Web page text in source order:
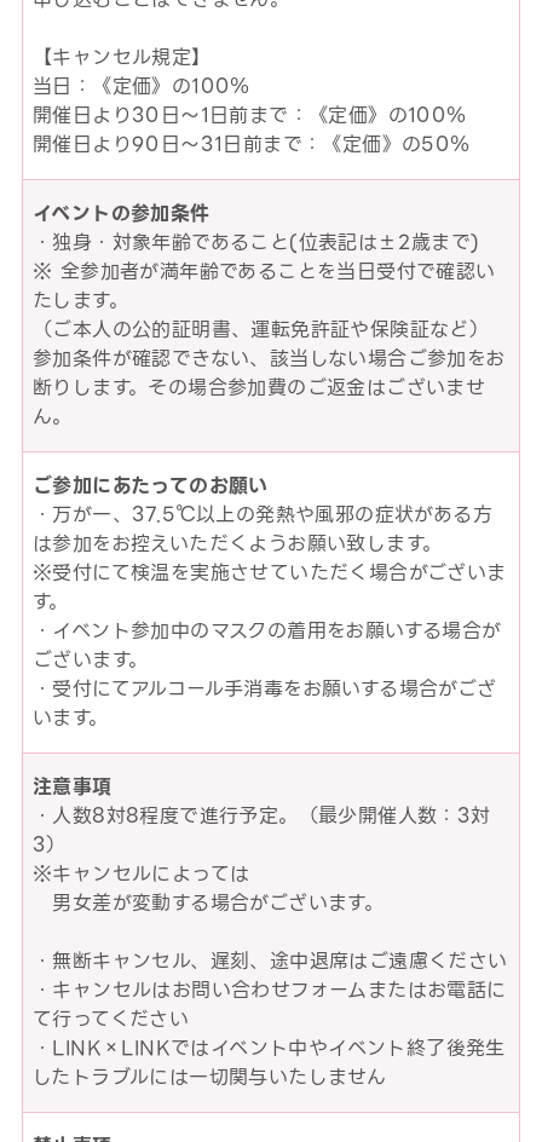
【キャンセル規定】
当日：《定価》の100％
開催日より30日～1日前まで：《定価》の100％
開催日より90日～31日前まで：《定価》の50％
イベントの参加条件
・独身・対象年齢であること(位表記は±2歳まで)
※ 全参加者が満年齢であることを当日受付で確認い
たします。
（ご本人の公的証明書、運転免許証や保険証など）
参加条件が確認できない、該当しない場合ご参加をお
断りします。その場合参加費のご返金はございませ
ん。
ご参加にあたってのお願い
・万が一、37.5℃以上の発熱や風邪の症状がある方
は参加をお控えいただくようお願い致します。
※受付にて検温を実施させていただく場合がございま
す。
・イベント参加中のマスクの着用をお願いする場合が
ございます。
・受付にてアルコール手消毒をお願いする場合がござ
います。
注意事項
・人数8対8程度で進行予定。（最少開催人数：3対
3）
※キャンセルによっては
男女差が変動する場合がございます。
・無断キャンセル、遅刻、途中退席はご遠慮ください
・キャンセルはお問い合わせフォームまたはお電話に
て行ってください
・LINK×LINKではイベント中やイベント終了後発生
したトラブルには一切関与いたしません